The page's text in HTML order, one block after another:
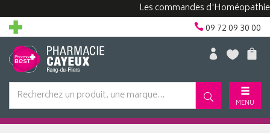
Les commandes d'Homéopathie
09 72 09 30 00
MENU